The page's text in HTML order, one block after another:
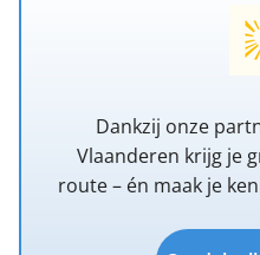
Dankzij onze
Vlaanderen krijg je
route – én maak je